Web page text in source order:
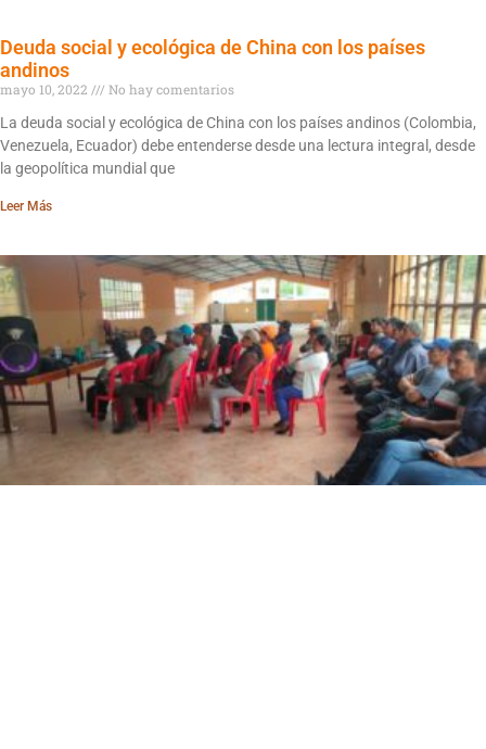
Deuda social y ecológica de China con los países
andinos
mayo 10, 2022
No hay comentarios
La deuda social y ecológica de China con los países andinos (Colombia,
Venezuela, Ecuador) debe entenderse desde una lectura integral, desde
la geopolítica mundial que
Leer Más